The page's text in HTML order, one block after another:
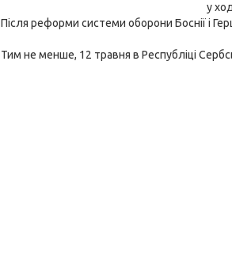
у
Після реформи системи оборони Боснії і
Тим не менше, 12 травня в Республіці